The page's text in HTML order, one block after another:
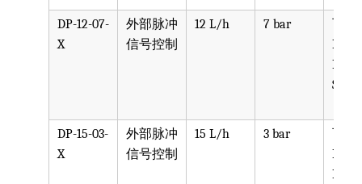
DP-12-07-
X
外部脉冲
信号控制
12 L/h 7 bar
可选
PPV,
PVDF,
SST,
DP-15-03-
X
外部脉冲
信号控制
15 L/h 3 bar
可选
PPV,
PVDF,